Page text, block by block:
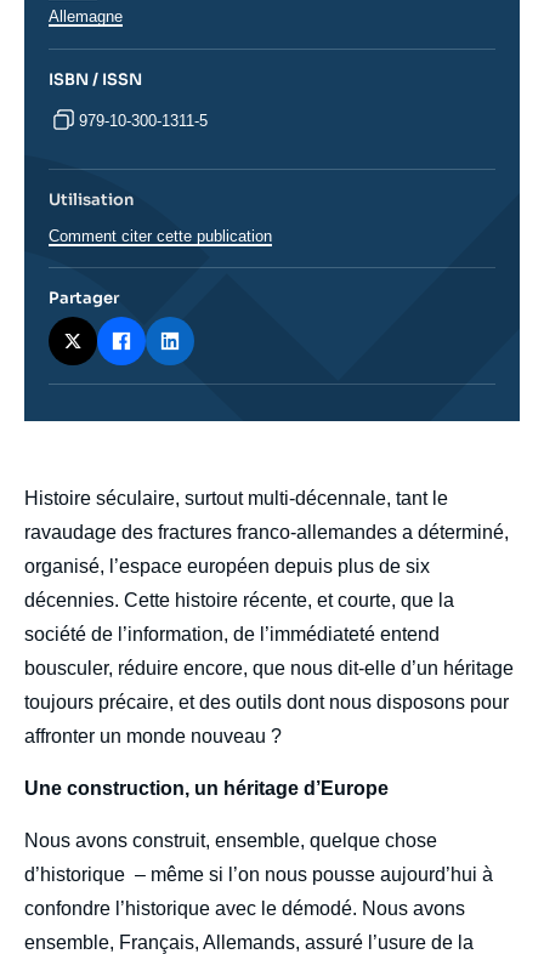
body
Histoire séculaire, surtout multi-décennale, tant le
ravaudage des fractures franco-allemandes a déterminé,
organisé, l’espace européen depuis plus de six
décennies. Cette histoire récente, et courte, que la
société de l’information, de l’immédiateté entend
bousculer, réduire encore, que nous dit-elle d’un héritage
toujours précaire, et des outils dont nous disposons pour
affronter un monde nouveau ?
Une construction, un héritage d’Europe
Nous avons construit, ensemble, quelque chose
d’historique – même si l’on nous pousse aujourd’hui à
confondre l’historique avec le démodé. Nous avons
ensemble, Français, Allemands, assuré l’usure de la
Allemagne
ISBN / ISSN
979-10-300-1311-5
Utilisation
Comment citer cette publication
Partager